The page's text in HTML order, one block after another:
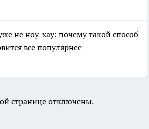
не ноу-хау: почему такой способ
все популярнее
странице отключены.